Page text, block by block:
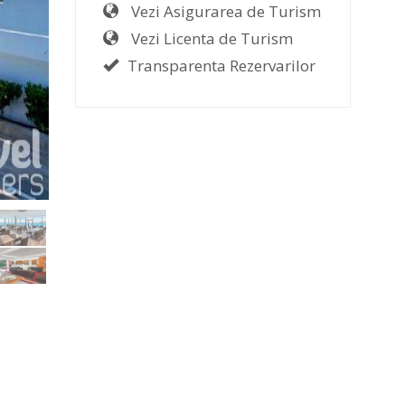
Vezi Asigurarea de Turism
Vezi Licenta de Turism
Transparenta Rezervarilor